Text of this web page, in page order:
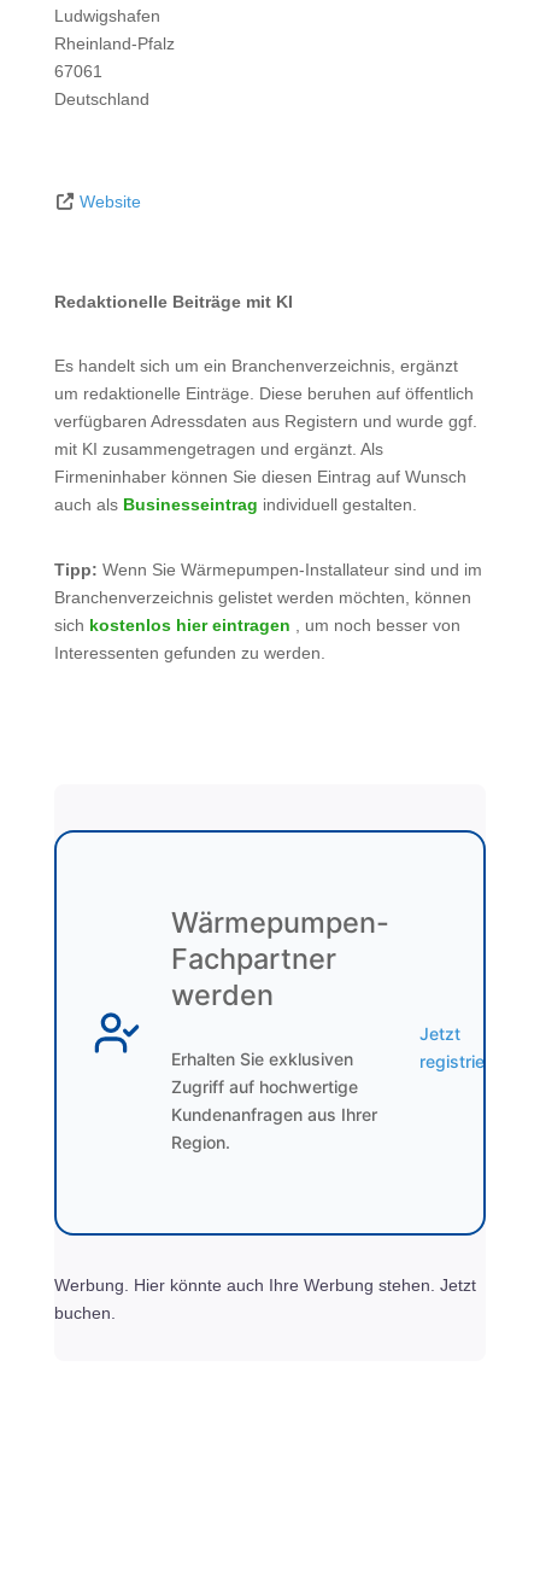
Ludwigshafen
Rheinland-Pfalz
67061
Deutschland
Website
Redaktionelle Beiträge mit KI
Es handelt sich um ein Branchenverzeichnis, ergänzt
um redaktionelle Einträge. Diese beruhen auf öffentlich
verfügbaren Adressdaten aus Registern und wurde ggf.
mit KI zusammengetragen und ergänzt. Als
Firmeninhaber können Sie diesen Eintrag auf Wunsch
auch als Businesseintrag individuell gestalten.
Tipp: Wenn Sie Wärmepumpen-Installateur sind und im
Branchenverzeichnis gelistet werden möchten, können
sich kostenlos hier eintragen , um noch besser von
Interessenten gefunden zu werden.
Wärmepumpen-
Fachpartner
werden
Erhalten Sie exklusiven
Zugriff auf hochwertige
Kundenanfragen aus Ihrer
Region.
Jetzt
registrieren
Werbung. Hier könnte auch Ihre Werbung stehen. Jetzt
buchen.